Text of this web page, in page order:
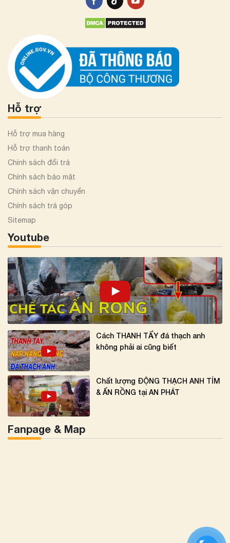
Hỗ trợ
Hỗ trợ mua hàng
Hỗ trợ thanh toán
Chính sách đổi trả
Chính sách bảo mật
Chính sách vận chuyển
Chính sách trả góp
Sitemap
Youtube
Cách THANH TẨY đá thạch anh
không phải ai cũng biết
Chất lượng ĐỘNG THẠCH ANH TÍM
& ẤN RỒNG tại AN PHÁT
Fanpage & Map